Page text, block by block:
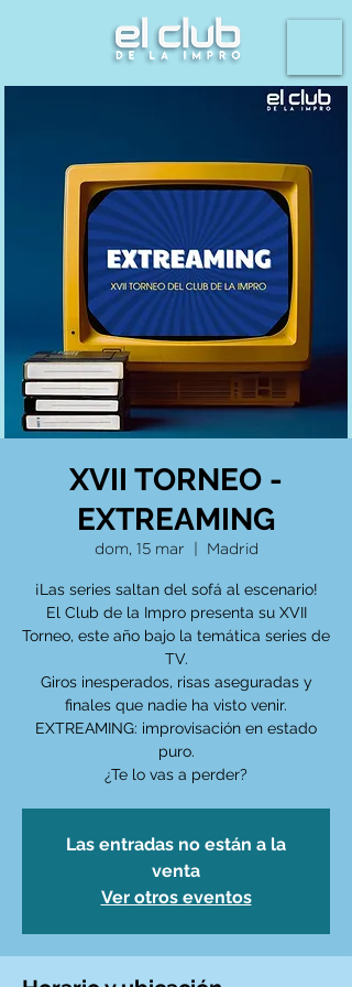
XVII TORNEO -
EXTREAMING
dom, 15 mar Madrid
¡Las series saltan del sofá al escenario!
El Club de la Impro presenta su XVII
Torneo, este año bajo la temática series de
TV.
Giros inesperados, risas aseguradas y
finales que nadie ha visto venir.
EXTREAMING: improvisación en estado
puro.
¿Te lo vas a perder?
Las entradas no están a la
venta
Ver otros eventos